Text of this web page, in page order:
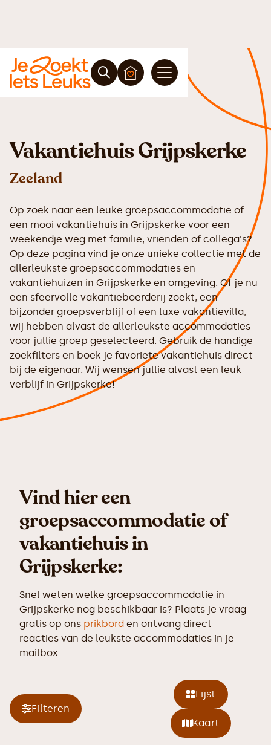
Vakantiehuis Grijpskerke
Zeeland
Op zoek naar een leuke groepsaccommodatie of
een mooi vakantiehuis in Grijpskerke voor een
weekendje weg met familie, vrienden of collega's?
Op deze pagina vind je onze unieke collectie met de
allerleukste groepsaccommodaties en
vakantiehuizen in Grijpskerke en omgeving. Of je nu
een sfeervolle vakantieboerderij zoekt, een
bijzonder groepsverblijf of een luxe vakantievilla,
wij hebben alvast de allerleukste accommodaties
voor jullie groep geselecteerd. Gebruik de handige
zoekfilters en boek je favoriete vakantiehuis direct
bij de eigenaar. Wij wensen jullie alvast een leuk
verblijf in Grijpskerke!
Vind hier een
groepsaccommodatie of
vakantiehuis in
Grijpskerke:
Snel weten welke groepsaccommodatie in
Grijpskerke nog beschikbaar is? Plaats je vraag
gratis op ons prikbord en ontvang direct
reacties van de leukste accommodaties in je
mailbox.
Filteren
Lijst
Kaart